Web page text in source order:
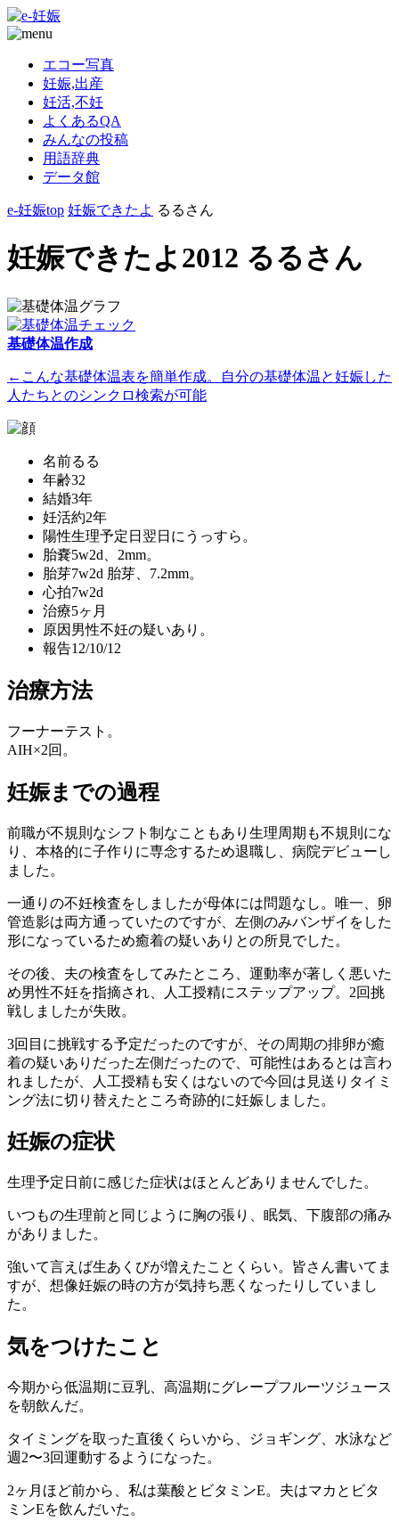
エコー写真
妊娠,出産
妊活,不妊
よくあるQA
みんなの投稿
用語辞典
データ館
e-妊娠top 妊娠できたよ るるさん
妊娠できたよ2012 るるさん
基礎体温作成
←こんな基礎体温表を簡単作成。自分の基礎体温と妊娠した
人たちとのシンクロ検索が可能
名前るる
年齢32
結婚3年
妊活約2年
陽性生理予定日翌日にうっすら。
胎嚢5w2d、2mm。
胎芽7w2d 胎芽、7.2mm。
心拍7w2d
治療5ヶ月
原因 男性不妊の疑いあり。
報告12/10/12
治療方法
フーナーテスト。
AIH×2回。
妊娠までの過程
前職が不規則なシフト制なこともあり生理周期も不規則にな
り、本格的に子作りに専念するため退職し、病院デビューし
ました。
一通りの不妊検査をしましたが母体には問題なし。唯一、卵
管造影は両方通っていたのですが、左側のみバンザイをした
形になっているため癒着の疑いありとの所見でした。
その後、夫の検査をしてみたところ、運動率が著しく悪いた
め男性不妊を指摘され、人工授精にステップアップ。2回挑
戦しましたが失敗。
3回目に挑戦する予定だったのですが、その周期の排卵が癒
着の疑いありだった左側だったので、可能性はあるとは言わ
れましたが、人工授精も安くはないので今回は見送りタイミ
ング法に切り替えたところ奇跡的に妊娠しました。
妊娠の症状
生理予定日前に感じた症状はほとんどありませんでした。
いつもの生理前と同じように胸の張り、眠気、下腹部の痛み
がありました。
強いて言えば生あくびが増えたことくらい。皆さん書いてま
すが、想像妊娠の時の方が気持ち悪くなったりしていまし
た。
気をつけたこと
今期から低温期に豆乳、高温期にグレープフルーツジュース
を朝飲んだ。
タイミングを取った直後くらいから、ジョギング、水泳など
週2〜3回運動するようになった。
2ヶ月ほど前から、私は葉酸とビタミンE。夫はマカとビタ
ミンEを飲んだいた。